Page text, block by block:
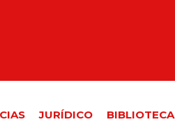
JURÍDICO BIBLIOTECA